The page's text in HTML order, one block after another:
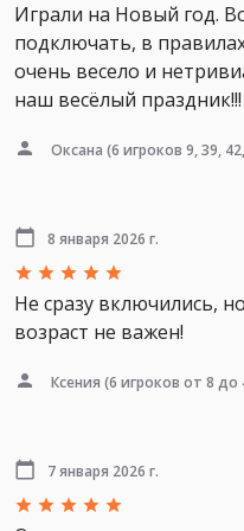
Играли на Новый год.
подключать, в
очень весело и
наш весёлый праздник!!!
Оксана (6 игроков 9, 39,
8 января 2026 г.
Не сразу включились,
возраст не важен!
Ксения (6 игроков от 8 до
7 января 2026 г.